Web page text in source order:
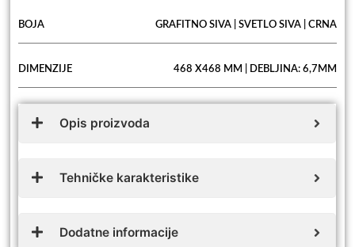
BOJA GRAFITNO SIVA | SVETLO SIVA | CRNA
DIMENZIJE 468 X468 MM | DEBLJINA: 6,7MM
Opis proizvoda
Tehničke karakteristike
Dodatne informacije